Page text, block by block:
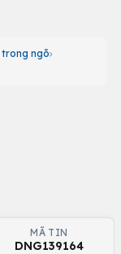
trong ngõ
MÃ TIN
DNG139164